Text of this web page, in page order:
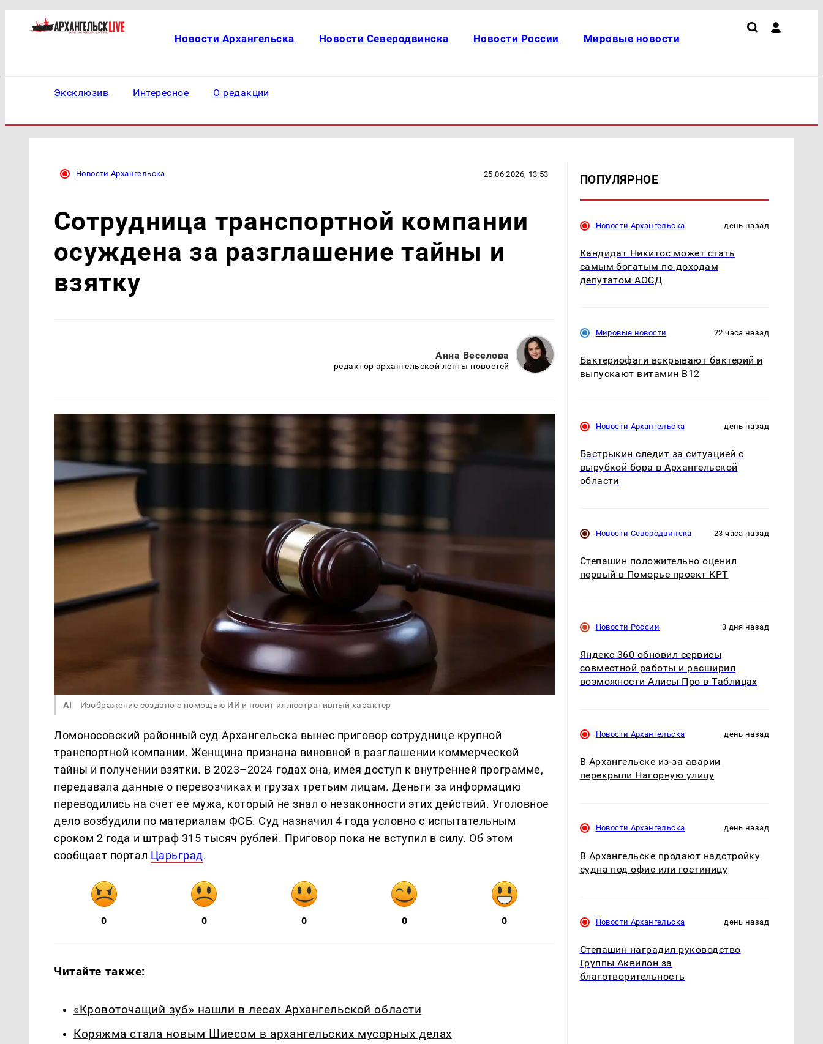
Новости Архангельска Новости Северодвинска Новости России Мировые новости
Эксклюзив Интересное О редакции
Новости Архангельска 25.06.2026, 13:53
Сотрудница транспортной компании
осуждена за разглашение тайны и
взятку
Анна Веселова
редактор архангельской ленты новостей
AI Изображение создано с помощью ИИ и носит иллюстративный характер
Ломоносовский районный суд Архангельска вынес приговор сотруднице крупной
транспортной компании. Женщина признана виновной в разглашении коммерческой
тайны и получении взятки. В 2023–2024 годах она, имея доступ к внутренней программе,
передавала данные о перевозчиках и грузах третьим лицам. Деньги за информацию
переводились на счет ее мужа, который не знал о незаконности этих действий. Уголовное
дело возбудили по материалам ФСБ. Суд назначил 4 года условно с испытательным
сроком 2 года и штраф 315 тысяч рублей. Приговор пока не вступил в силу. Об этом
сообщает портал Царьград.
0 0 0 0 0
Читайте также:
«Кровоточащий зуб» нашли в лесах Архангельской области
Коряжма стала новым Шиесом в архангельских мусорных делах
ПОПУЛЯРНОЕ
Новости Архангельска день назад
Кандидат Никитос может стать
самым богатым по доходам
депутатом АОСД
Мировые новости 22 часа назад
Бактериофаги вскрывают бактерий и
выпускают витамин B12
Новости Архангельска день назад
Бастрыкин следит за ситуацией с
вырубкой бора в Архангельской
области
Новости Северодвинска 23 часа назад
Степашин положительно оценил
первый в Поморье проект КРТ
Новости России 3 дня назад
Яндекс 360 обновил сервисы
совместной работы и расширил
возможности Алисы Про в Таблицах
Новости Архангельска день назад
В Архангельске из-за аварии
перекрыли Нагорную улицу
Новости Архангельска день назад
В Архангельске продают надстройку
судна под офис или гостиницу
Новости Архангельска день назад
Степашин наградил руководство
Группы Аквилон за
благотворительность